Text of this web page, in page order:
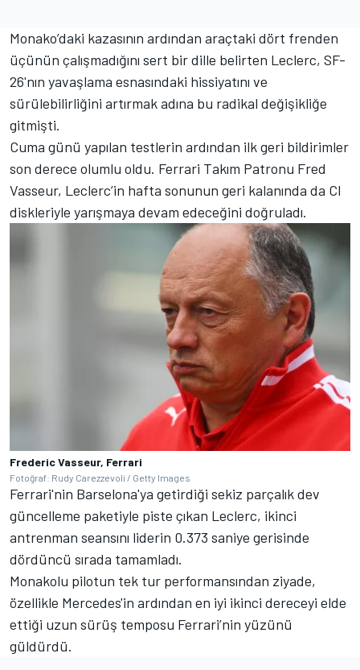
Monako’daki kazasının ardından araçtaki dört frenden
üçünün çalışmadığını sert bir dille belirten Leclerc, SF-
26'nın yavaşlama esnasındaki hissiyatını ve
sürülebilirliğini artırmak adına bu radikal değişikliğe
gitmişti.
Cuma günü yapılan testlerin ardından ilk geri bildirimler
son derece olumlu oldu. Ferrari Takım Patronu Fred
Vasseur, Leclerc’in hafta sonunun geri kalanında da CI
diskleriyle yarışmaya devam edeceğini doğruladı.
Frederic Vasseur, Ferrari
Fotoğraf: Rudy Carezzevoli / Getty Images
Ferrari'nin Barselona'ya getirdiği sekiz parçalık dev
güncelleme paketiyle piste çıkan Leclerc, ikinci
antrenman seansını liderin 0.373 saniye gerisinde
dördüncü sırada tamamladı.
Monakolu pilotun tek tur performansından ziyade,
özellikle Mercedes'in ardından en iyi ikinci dereceyi elde
ettiği uzun sürüş temposu Ferrari’nin yüzünü
güldürdü.